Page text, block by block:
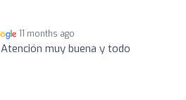
11 months ago
Atención muy buena y todo